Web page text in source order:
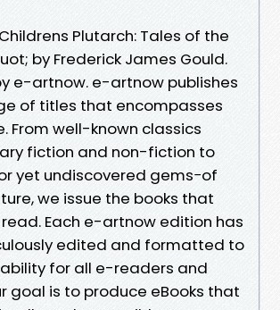
Plutarch: Tales of the
by Frederick James Gould.
e-artnow. e-artnow publishes
of titles that encompasses
From well-known classics
fiction and non-fiction to
yet undiscovered gems−of
we issue the books that
Each e-artnow edition has
edited and formatted to
for all e-readers and
goal is to produce eBooks that